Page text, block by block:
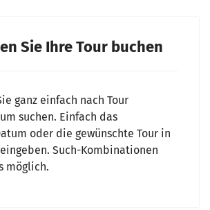
Sie Ihre Tour buchen
ganz einfach nach Tour
suchen. Einfach das
oder die gewünschte Tour in
Such-Kombinationen
möglich.